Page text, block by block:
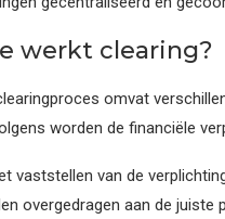
werkt clearing?
omvat
worden de financiële
vaststellen van de
overgedragen aan de juiste